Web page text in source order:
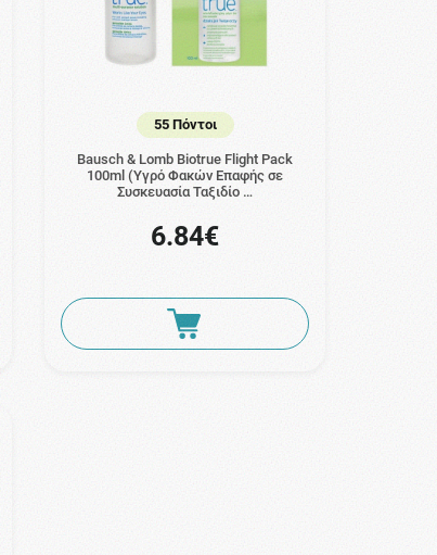
55 Πόντοι
Bausch & Lomb Biotrue Flight Pack
100ml (Υγρό Φακών Επαφής σε
Συσκευασία Ταξιδίο …
6.84€